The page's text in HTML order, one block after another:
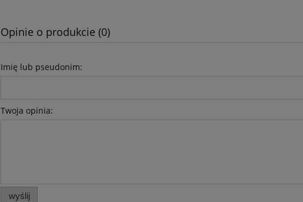
Opinie o produkcie (0)
Imię lub pseudonim:
Twoja opinia:
wyślij